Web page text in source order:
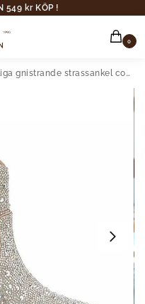
549 kr KÖP !
0
strassankel cowboy boots med spetsad tå